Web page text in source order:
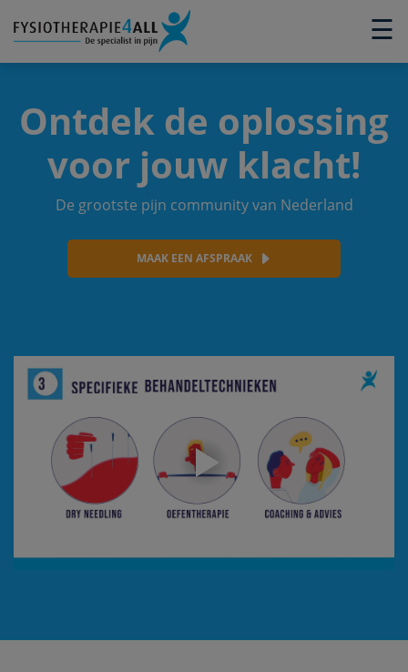
☰
×
Ontdek de oplossing
voor jouw klacht!
De grootste pijn community van Nederland
MAAK EEN AFSPRAAK